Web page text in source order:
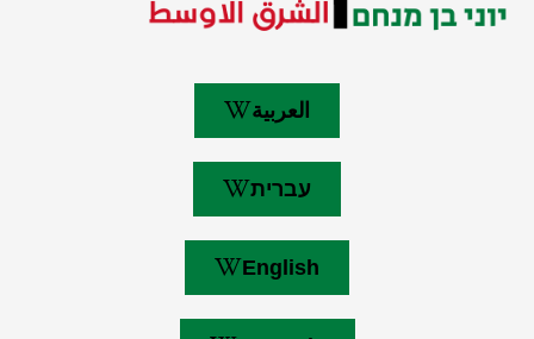
العربية
עברית
English